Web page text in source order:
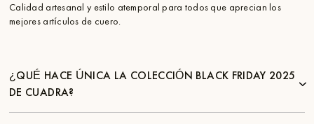
Calidad artesanal y estilo atemporal para todos que aprecian los
mejores artículos de cuero.
¿QUÉ HACE ÚNICA LA COLECCIÓN BLACK FRIDAY 2025
DE CUADRA?